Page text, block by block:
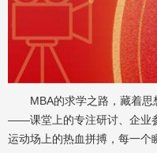
MBA的求学之路，藏着
——课堂上的专注研讨、企业
运动场上的热血拼搏，每一个